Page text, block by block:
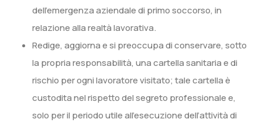
dell’emergenza aziendale di primo soccorso, in
relazione alla realtà lavorativa.
Redige, aggiorna e si preoccupa di conservare, sotto
la propria responsabilità, una cartella sanitaria e di
rischio per ogni lavoratore visitato; tale cartella è
custodita nel rispetto del segreto professionale e,
solo per il periodo utile all’esecuzione dell’attività di